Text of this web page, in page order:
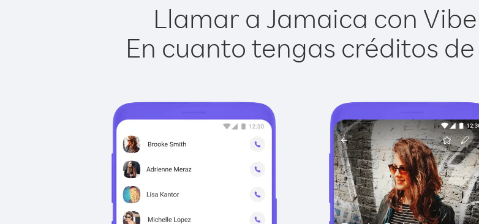
Llamar a Jamaica con
En cuanto tengas créditos